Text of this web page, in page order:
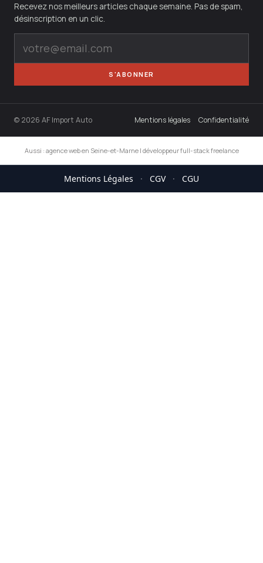
Recevez nos meilleurs articles chaque semaine. Pas de spam,
désinscription en un clic.
S'ABONNER
© 2026 AF Import Auto Mentions légales Confidentialité
Aussi : agence web en Seine-et-Marne| développeur full-stack freelance
Mentions Légales · CGV · CGU